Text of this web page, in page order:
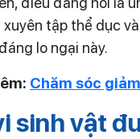
tập thể dục
lo ngại này.
Chăm sóc
sinh vật